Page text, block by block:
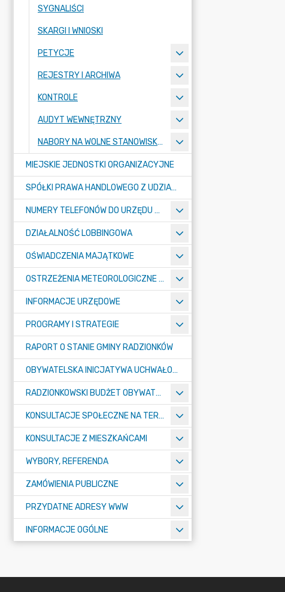
SYGNALIŚCI
SKARGI I WNIOSKI
PETYCJE
REJESTRY I ARCHIWA
KONTROLE
AUDYT WEWNĘTRZNY
NABORY NA WOLNE STANOWISKA PRACY
MIEJSKIE JEDNOSTKI ORGANIZACYJNE
SPÓŁKI PRAWA HANDLOWEGO Z UDZIAŁEM GMINY
NUMERY TELEFONÓW DO URZĘDU MIASTA, MIEJSKICH JEDNOSTEK ORGANIZACYJNYCH ORAZ SPÓŁEK PRAWA HANDLOWEGO Z UDZIAŁEM GMINY
DZIAŁALNOŚĆ LOBBINGOWA
OŚWIADCZENIA MAJĄTKOWE
OSTRZEŻENIA METEOROLOGICZNE O ZŁYM STANIE POWIETRZA I INNE
INFORMACJE URZĘDOWE
PROGRAMY I STRATEGIE
RAPORT O STANIE GMINY RADZIONKÓW
OBYWATELSKA INICJATYWA UCHWAŁODAWCZA
RADZIONKOWSKI BUDŻET OBYWATELSKI
KONSULTACJE SPOŁECZNE NA TERENIE MIASTA RADZIONKÓW
KONSULTACJE Z MIESZKAŃCAMI
WYBORY, REFERENDA
ZAMÓWIENIA PUBLICZNE
PRZYDATNE ADRESY WWW
INFORMACJE OGÓLNE